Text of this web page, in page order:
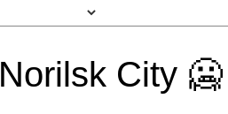
Norilsk City 🥶